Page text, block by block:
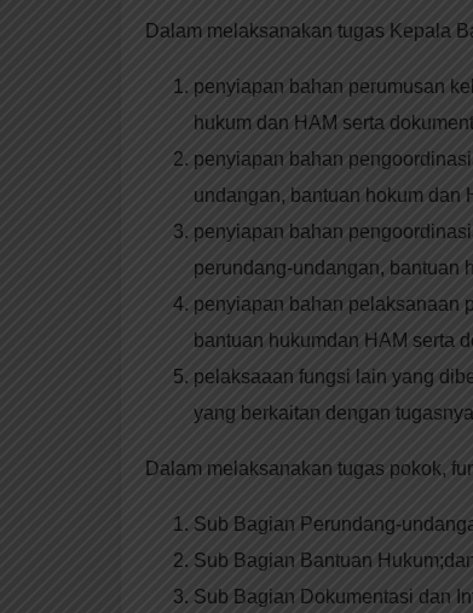
Dalam melaksanakan tugas Kepala
penyiapan bahan perumusan
hukum dan HAM serta
penyiapan bahan
undangan, bantuan hokum dan
penyiapan bahan
perundang-undangan, bantuan
penyiapan bahan pelaksanaan
bantuan hukumdan HAM serta
pelaksaaan fungsi lain yang
yang berkaitan dengan
Dalam melaksanakan tugas pokok,
Sub Bagian Perundang-
Sub Bagian Bantuan
Sub Bagian Dokumentasi dan